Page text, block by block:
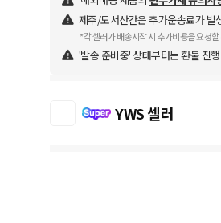
제주/도서산간은 추가운송료가 발
*각 셀러가 배송시작 시 추가비용을 요청
'발송 준비중' 상태부터는 환불 진
YWS 셀러